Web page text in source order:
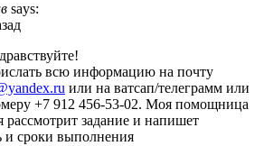
says:
всю информацию на почту
или на ватсап/телеграмм или
+7 912 456-53-02. Моя помощница
рассмотрит задание и напишет
и сроки выполнения